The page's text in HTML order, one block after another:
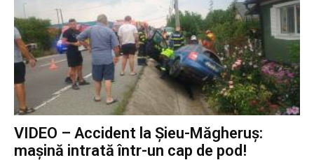
VIDEO – Accident la Șieu-Măgheruș:
mașină intrată într-un cap de pod!